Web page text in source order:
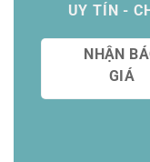
UY TÍN -
NHẬN
GIÁ